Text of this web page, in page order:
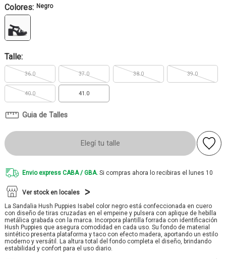
Colores: Negro
Talle:
36.0 37.0 38.0 39.0
40.0 41.0
Guia de Talles
Elegí tu talle
Envio express CABA / GBA. Si compras ahora lo recibiras el lunes 10
Ver stock en locales
La Sandalia Hush Puppies Isabel color negro está confeccionada en cuero
con diseño de tiras cruzadas en el empeine y pulsera con aplique de hebilla
metálica grabada con la marca. Incorpora plantilla forrada con identificación
Hush Puppies que asegura comodidad en cada uso. Su fondo de material
sintético presenta plataforma y taco con efecto madera, aportando un estilo
moderno y versátil. La altura total del fondo completa el diseño, brindando
estabilidad y confort para el uso diario.